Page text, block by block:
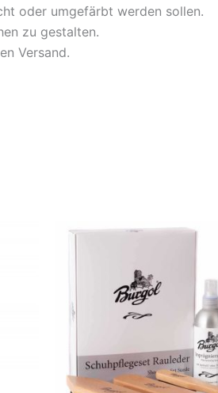
oder umgefärbt werden sollen.
zu gestalten.
Versand.